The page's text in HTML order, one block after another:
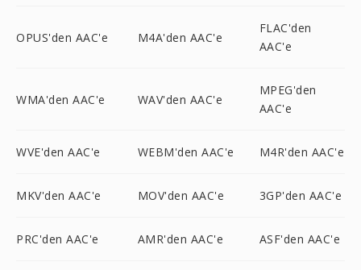
OPUS'den AAC'e M4A'den AAC'e
FLAC'den
AAC'e
WMA'den AAC'e WAV'den AAC'e
MPEG'den
AAC'e
WVE'den AAC'e WEBM'den AAC'e M4R'den AAC'e
MKV'den AAC'e MOV'den AAC'e 3GP'den AAC'e
PRC'den AAC'e AMR'den AAC'e ASF'den AAC'e